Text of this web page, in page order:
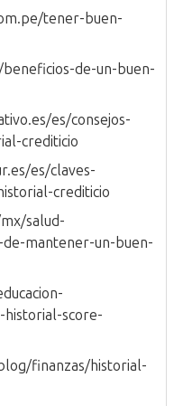
tener-buen-
de-un-buen-
es/consejos-
crediticio
es/claves-
crediticio
salud-
mantener-un-buen-
historial-score-
finanzas/historial-